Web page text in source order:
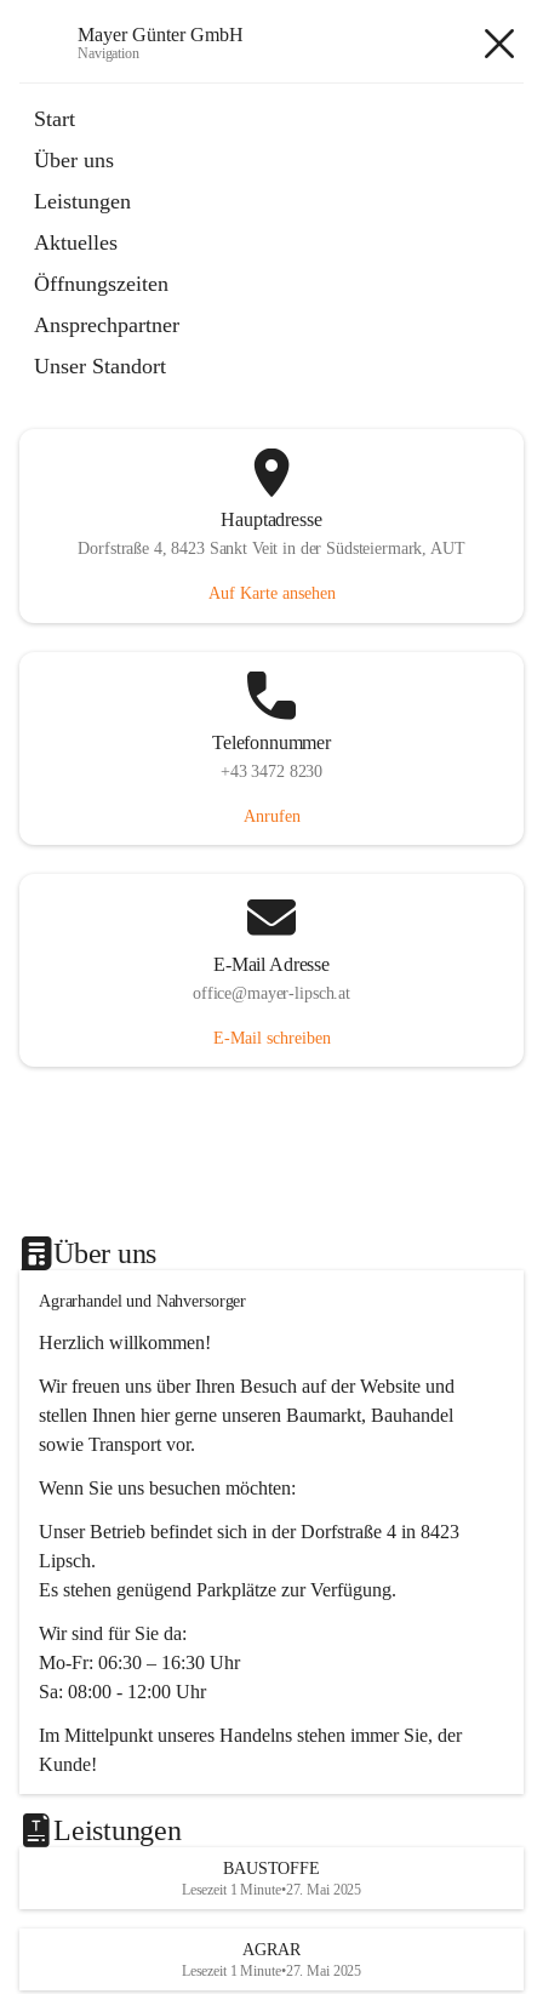
Mayer Günter GmbH
Navigation
Start
Über uns
Leistungen
Aktuelles
Öffnungszeiten
Ansprechpartner
Unser Standort
Artikel
in
Tab
TRANSPORTE
Artikel
öffnet
in
neuem
Tab
Hauptadresse
Dorfstraße 4, 8423 Sankt Veit in der Südsteiermark, AUT
Auf Karte ansehen
Telefonnummer
+43 3472 8230
Anrufen
E-Mail Adresse
office@mayer-lipsch.at
E-Mail schreiben
Über uns
Agrarhandel und Nahversorger
Herzlich willkommen!
Wir freuen uns über Ihren Besuch auf der Website und
stellen Ihnen hier gerne unseren Baumarkt, Bauhandel
sowie Transport vor.
Wenn Sie uns besuchen möchten:
Unser Betrieb befindet sich in der Dorfstraße 4 in 8423
Lipsch.
Es stehen genügend Parkplätze zur Verfügung.
Wir sind für Sie da:
Mo-Fr: 06:30 – 16:30 Uhr
Sa: 08:00 - 12:00 Uhr
Im Mittelpunkt unseres Handelns stehen immer Sie, der
Kunde!
Das Team ist freundlich, motiviert und bestens geschult in
den Bereichen
Beratung, Lager sowie Transport. Für alle Ihre Anliegen
finden wir eine individuelle Lösung.
office@mayer-lipsch.at
Leistungen
BAUSTOFFE
Lesezeit 1 Minute•27. Mai 2025
AGRAR
Lesezeit 1 Minute•27. Mai 2025